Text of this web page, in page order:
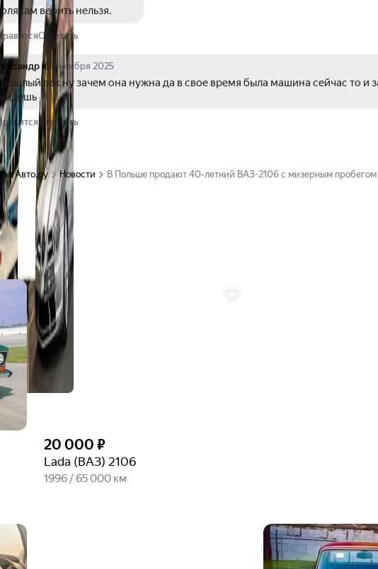
верить нельзя.
Ответить
к.15 ноября 2025
век ну зачем она нужна да в свое время была машина сейчас то и
Ответить
Авто.ру Новости В Польше продают 40-летний ВАЗ-2106 с мизерным пробегом
20 000 ₽
Lada (ВАЗ) 2106
1996 / 65 000 км